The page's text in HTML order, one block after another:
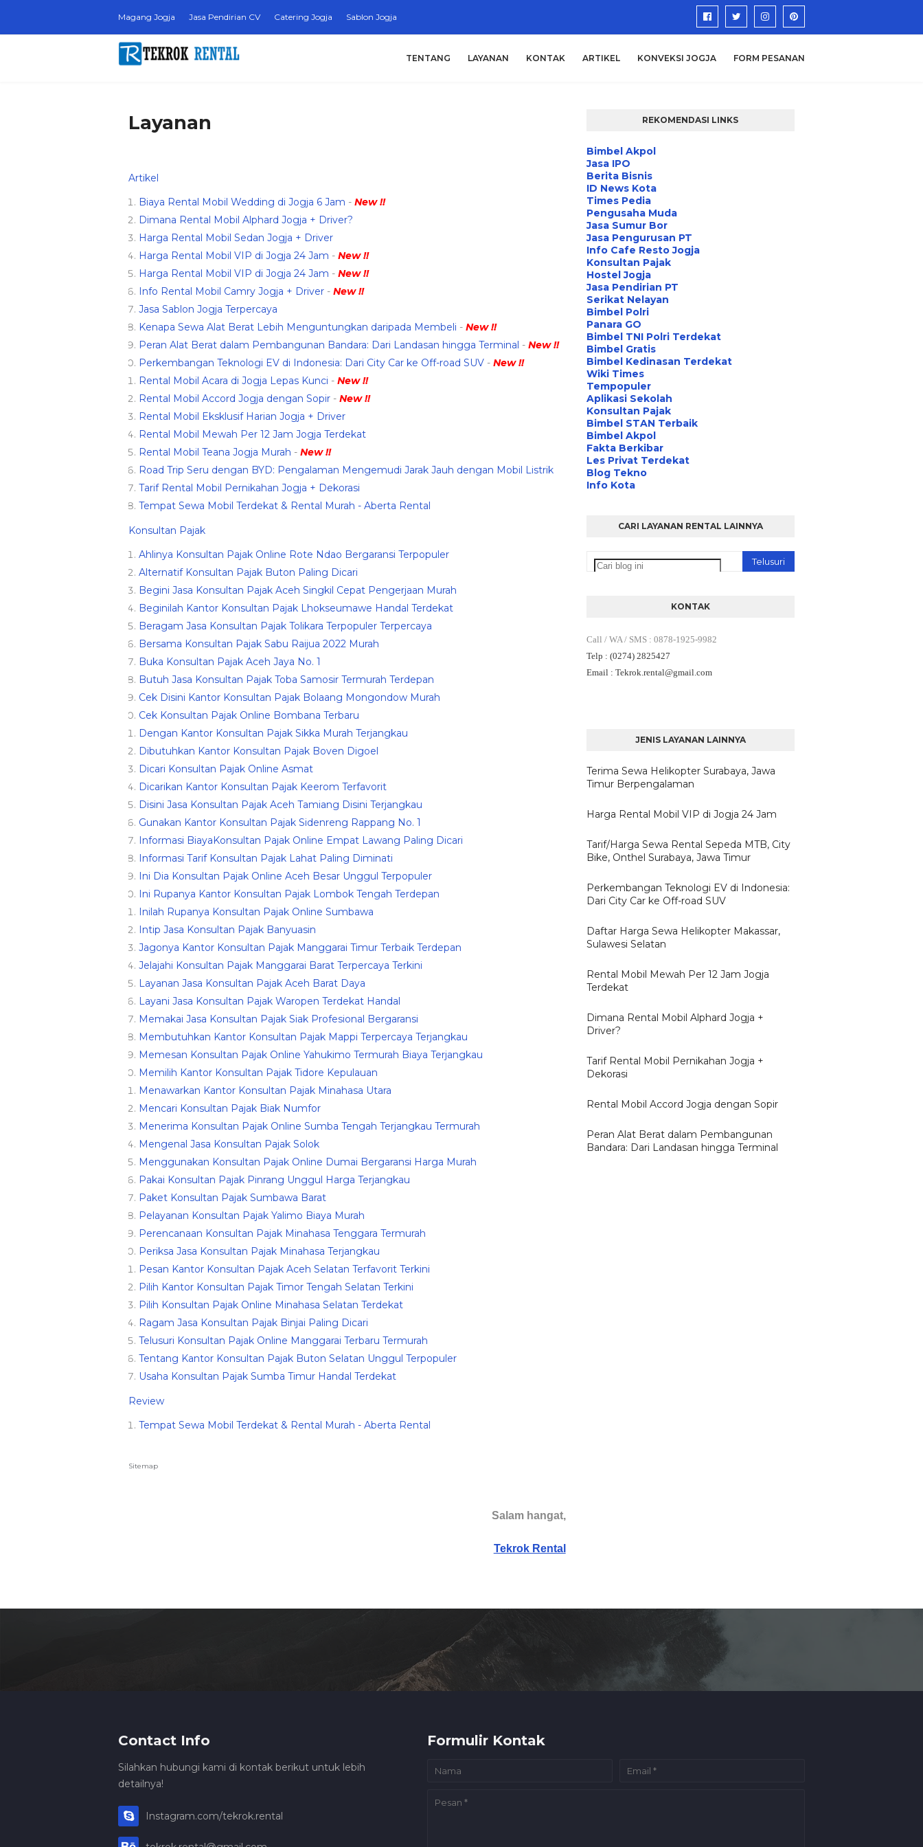
Magang Jogja Jasa Pendirian CV Catering Jogja Sablon Jogja
TENTANG LAYANAN KONTAK ARTIKEL KONVEKSI JOGJA FORM PESANAN
Layanan
Artikel
Biaya Rental Mobil Wedding di Jogja 6 Jam - New !!
Dimana Rental Mobil Alphard Jogja + Driver?
Harga Rental Mobil Sedan Jogja + Driver
Harga Rental Mobil VIP di Jogja 24 Jam - New !!
Harga Rental Mobil VIP di Jogja 24 Jam - New !!
Info Rental Mobil Camry Jogja + Driver - New !!
Jasa Sablon Jogja Terpercaya
Kenapa Sewa Alat Berat Lebih Menguntungkan daripada Membeli - New !!
Peran Alat Berat dalam Pembangunan Bandara: Dari Landasan hingga Terminal - New !!
Perkembangan Teknologi EV di Indonesia: Dari City Car ke Off-road SUV - New !!
Rental Mobil Acara di Jogja Lepas Kunci - New !!
Rental Mobil Accord Jogja dengan Sopir - New !!
Rental Mobil Eksklusif Harian Jogja + Driver
Rental Mobil Mewah Per 12 Jam Jogja Terdekat
Rental Mobil Teana Jogja Murah - New !!
Road Trip Seru dengan BYD: Pengalaman Mengemudi Jarak Jauh dengan Mobil Listrik
Tarif Rental Mobil Pernikahan Jogja + Dekorasi
Tempat Sewa Mobil Terdekat & Rental Murah - Aberta Rental
Konsultan Pajak
Ahlinya Konsultan Pajak Online Rote Ndao Bergaransi Terpopuler
Alternatif Konsultan Pajak Buton Paling Dicari
Begini Jasa Konsultan Pajak Aceh Singkil Cepat Pengerjaan Murah
Beginilah Kantor Konsultan Pajak Lhokseumawe Handal Terdekat
Beragam Jasa Konsultan Pajak Tolikara Terpopuler Terpercaya
Bersama Konsultan Pajak Sabu Raijua 2022 Murah
Buka Konsultan Pajak Aceh Jaya No. 1
Butuh Jasa Konsultan Pajak Toba Samosir Termurah Terdepan
Cek Disini Kantor Konsultan Pajak Bolaang Mongondow Murah
Cek Konsultan Pajak Online Bombana Terbaru
Dengan Kantor Konsultan Pajak Sikka Murah Terjangkau
Dibutuhkan Kantor Konsultan Pajak Boven Digoel
Dicari Konsultan Pajak Online Asmat
Dicarikan Kantor Konsultan Pajak Keerom Terfavorit
Disini Jasa Konsultan Pajak Aceh Tamiang Disini Terjangkau
Gunakan Kantor Konsultan Pajak Sidenreng Rappang No. 1
Informasi BiayaKonsultan Pajak Online Empat Lawang Paling Dicari
Informasi Tarif Konsultan Pajak Lahat Paling Diminati
Ini Dia Konsultan Pajak Online Aceh Besar Unggul Terpopuler
Ini Rupanya Kantor Konsultan Pajak Lombok Tengah Terdepan
Inilah Rupanya Konsultan Pajak Online Sumbawa
Intip Jasa Konsultan Pajak Banyuasin
Jagonya Kantor Konsultan Pajak Manggarai Timur Terbaik Terdepan
Jelajahi Konsultan Pajak Manggarai Barat Terpercaya Terkini
Layanan Jasa Konsultan Pajak Aceh Barat Daya
Layani Jasa Konsultan Pajak Waropen Terdekat Handal
Memakai Jasa Konsultan Pajak Siak Profesional Bergaransi
Membutuhkan Kantor Konsultan Pajak Mappi Terpercaya Terjangkau
Memesan Konsultan Pajak Online Yahukimo Termurah Biaya Terjangkau
Memilih Kantor Konsultan Pajak Tidore Kepulauan
Menawarkan Kantor Konsultan Pajak Minahasa Utara
Mencari Konsultan Pajak Biak Numfor
Menerima Konsultan Pajak Online Sumba Tengah Terjangkau Termurah
Mengenal Jasa Konsultan Pajak Solok
Menggunakan Konsultan Pajak Online Dumai Bergaransi Harga Murah
Pakai Konsultan Pajak Pinrang Unggul Harga Terjangkau
Paket Konsultan Pajak Sumbawa Barat
Pelayanan Konsultan Pajak Yalimo Biaya Murah
Perencanaan Konsultan Pajak Minahasa Tenggara Termurah
Periksa Jasa Konsultan Pajak Minahasa Terjangkau
Pesan Kantor Konsultan Pajak Aceh Selatan Terfavorit Terkini
Pilih Kantor Konsultan Pajak Timor Tengah Selatan Terkini
Pilih Konsultan Pajak Online Minahasa Selatan Terdekat
Ragam Jasa Konsultan Pajak Binjai Paling Dicari
Telusuri Konsultan Pajak Online Manggarai Terbaru Termurah
Tentang Kantor Konsultan Pajak Buton Selatan Unggul Terpopuler
Usaha Konsultan Pajak Sumba Timur Handal Terdekat
Review
Tempat Sewa Mobil Terdekat & Rental Murah - Aberta Rental
Sitemap
Salam hangat,
Tekrok Rental
REKOMENDASI LINKS
Bimbel Akpol
Jasa IPO
Berita Bisnis
ID News Kota
Times Pedia
Pengusaha Muda
Jasa Sumur Bor
Jasa Pengurusan PT
Info Cafe Resto Jogja
Konsultan Pajak
Hostel Jogja
Jasa Pendirian PT
Serikat Nelayan
Bimbel Polri
Panara GO
Bimbel TNI Polri Terdekat
Bimbel Gratis
Bimbel Kedinasan Terdekat
Wiki Times
Tempopuler
Aplikasi Sekolah
Konsultan Pajak
Bimbel STAN Terbaik
Bimbel Akpol
Fakta Berkibar
Les Privat Terdekat
Blog Tekno
Info Kota
CARI LAYANAN RENTAL LAINNYA
KONTAK
Call / WA / SMS : 0878-1925-9982
Telp : (0274) 2825427
Email : Tekrok.rental@gmail.com
JENIS LAYANAN LAINNYA
Terima Sewa Helikopter Surabaya, Jawa
Timur Berpengalaman
Harga Rental Mobil VIP di Jogja 24 Jam
Tarif/Harga Sewa Rental Sepeda MTB, City
Bike, Onthel Surabaya, Jawa Timur
Perkembangan Teknologi EV di Indonesia:
Dari City Car ke Off-road SUV
Daftar Harga Sewa Helikopter Makassar,
Sulawesi Selatan
Rental Mobil Mewah Per 12 Jam Jogja
Terdekat
Dimana Rental Mobil Alphard Jogja +
Driver?
Tarif Rental Mobil Pernikahan Jogja +
Dekorasi
Rental Mobil Accord Jogja dengan Sopir
Peran Alat Berat dalam Pembangunan
Bandara: Dari Landasan hingga Terminal
Contact Info
Silahkan hubungi kami di kontak berikut untuk lebih
detailnya!
Instagram.com/tekrok.rental
Formulir Kontak